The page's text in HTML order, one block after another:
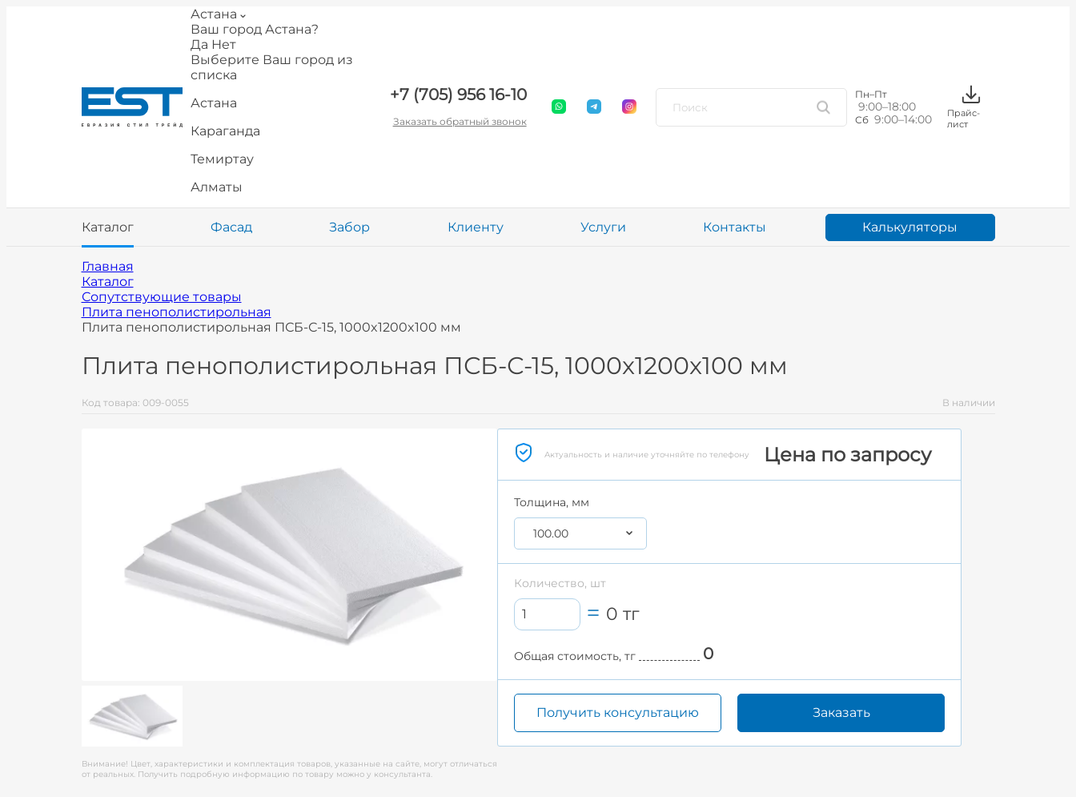
Астана
Ваш город Астана?
Да Нет
Выберите Ваш город из
списка
Астана
Караганда
Темиртау
Алматы
+7 (705) 956 16-10
Заказать обратный звонок
Пн–Пт
9:00–18:00
Сб 9:00–14:00
Прайс-
лист
Каталог Фасад Забор Клиенту Услуги Контакты Калькуляторы
Главная
Каталог
Сопутствующие товары
Плита пенополистирольная
Плита пенополистирольная ПСБ-С-15, 1000x1200x100 мм
Плита пенополистирольная ПСБ-С-15, 1000x1200x100 мм
Код товара: 009-0055 В наличии
Внимание! Цвет, характеристики и комплектация товаров, указанные на сайте, могут отличаться
от реальных. Получить подробную информацию по товару можно у консультанта.
Актуальность и наличие уточняйте по телефону Цена по запросу
Толщина, мм
100.00
Количество, шт
0 тг
Общая стоимость, тг 0
Получить консультацию Заказать